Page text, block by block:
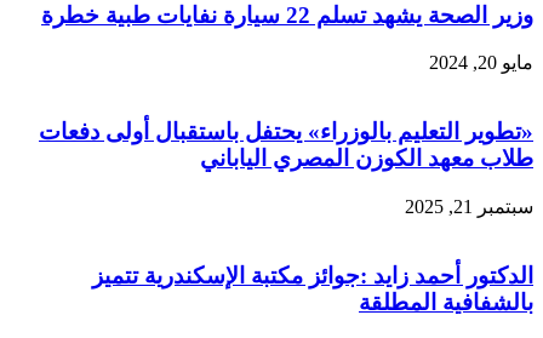
وزير الصحة يشهد تسلم 22 سيارة نفايات طبية خطرة
مايو 20, 2024
«تطوير التعليم بالوزراء» يحتفل باستقبال أولى دفعات
طلاب معهد الكوزن المصري الياباني
سبتمبر 21, 2025
الدكتور أحمد زايد :جوائز مكتبة الإسكندرية تتميز
بالشفافية المطلقة